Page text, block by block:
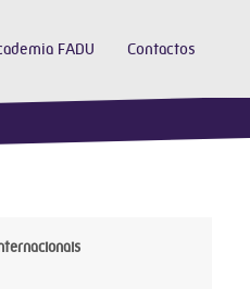
FADU Contactos